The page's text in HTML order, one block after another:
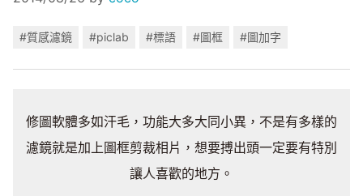
#質感濾鏡 #piclab #標語 #圖框 #圖加字
修圖軟體多如汗毛，功能大多大同小異，不是有多樣的
濾鏡就是加上圖框剪裁相片，想要搏出頭一定要有特別
讓人喜歡的地方。